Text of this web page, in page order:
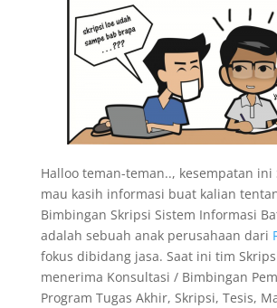
Halloo teman-teman.., kesempatan ini
mau kasih informasi buat kalian
Bimbingan Skripsi Sistem Informasi
adalah sebuah anak perusahaan dari
fokus dibidang jasa. Saat ini tim
menerima Konsultasi / Bimbingan
Program Tugas Akhir, Skripsi, Tesis,